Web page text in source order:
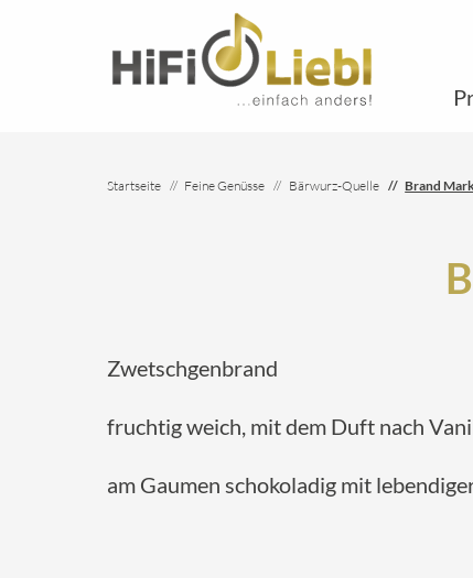
Startseite Feine Genüsse Bärwurz-Quelle Brand
Zwetschgenbrand
fruchtig weich, mit dem Duft nach
am Gaumen schokoladig mit